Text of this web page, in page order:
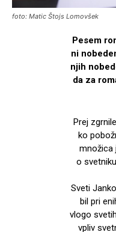
foto: Matic Štojs Lomovšek
Pesem
ni
njih
da za
Prej
ko
množica
o
Sveti
bil pri
vlogo
vpliv